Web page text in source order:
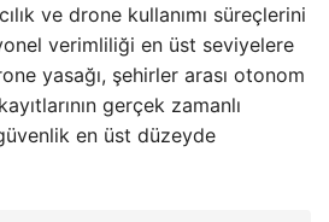
ve drone kullanımı süreçlerini
verimliliği en üst seviyelere
yasağı, şehirler arası otonom
gerçek zamanlı
en üst düzeyde